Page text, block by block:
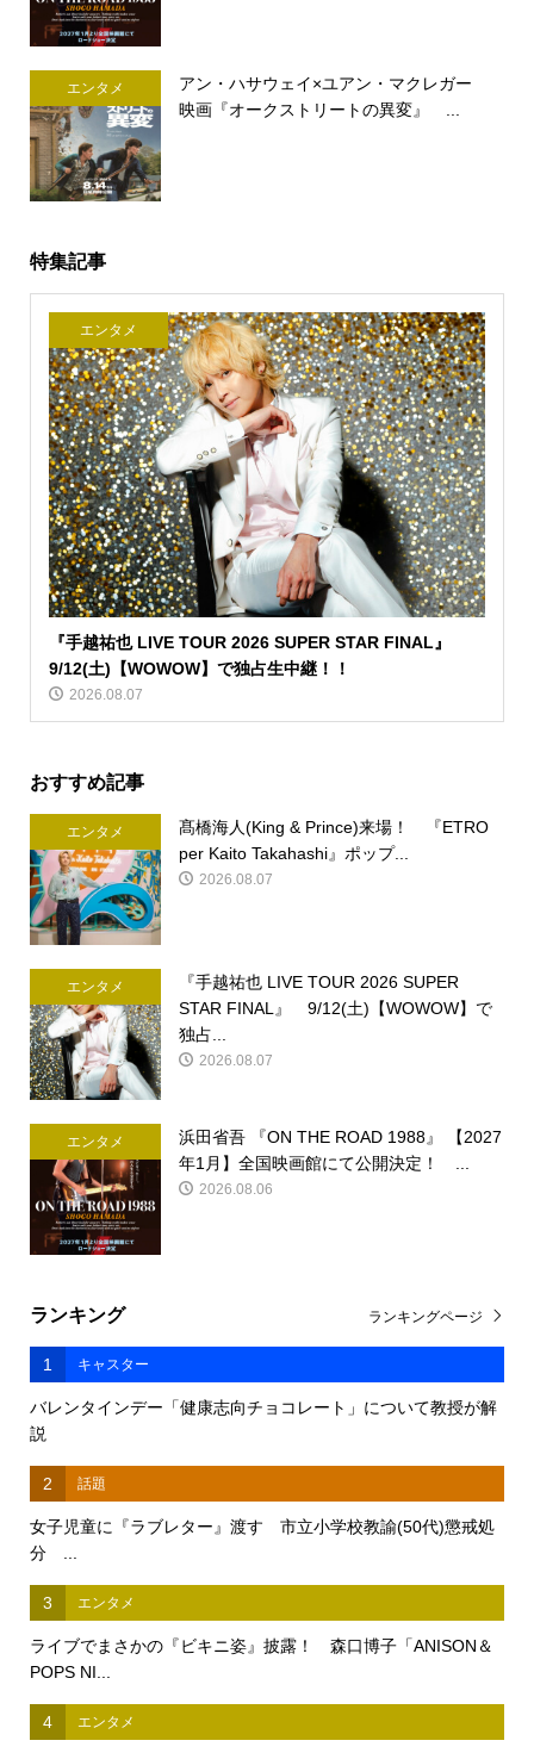
エンタメ
アン・ハサウェイ×ユアン・マクレガー
映画『オークストリートの異変』 ...
特集記事
エンタメ
『手越祐也 LIVE TOUR 2026 SUPER STAR FINAL』
9/12(土)【WOWOW】で独占生中継！！
2026.08.07
おすすめ記事
エンタメ
髙橋海人(King & Prince)来場！ 『ETRO
per Kaito Takahashi』ポップ...
2026.08.07
エンタメ
『手越祐也 LIVE TOUR 2026 SUPER
STAR FINAL』 9/12(土)【WOWOW】で
独占...
2026.08.07
エンタメ
浜田省吾 『ON THE ROAD 1988』 【2027
年1月】全国映画館にて公開決定！ ...
2026.08.06
ランキング
1 キャスター
バレンタインデー「健康志向チョコレート」について教授が解
説
2 話題
女子児童に『ラブレター』渡す 市立小学校教諭(50代)懲戒処
分 ...
3 エンタメ
ライブでまさかの『ビキニ姿』披露！ 森口博子「ANISON＆
POPS NI...
4 エンタメ
ランキングページ